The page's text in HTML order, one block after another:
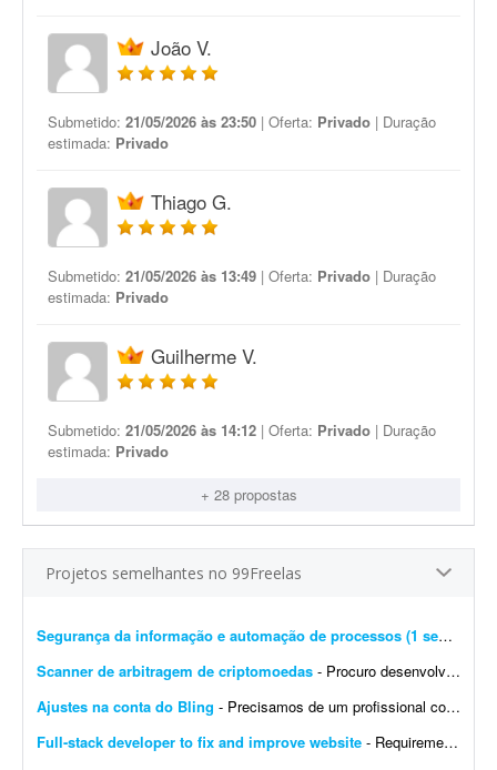
João V.
Submetido: 21/05/2026 às 23:50 | Oferta: Privado | Duração
estimada: Privado
Thiago G.
Submetido: 21/05/2026 às 13:49 | Oferta: Privado | Duração
estimada: Privado
Guilherme V.
Submetido: 21/05/2026 às 14:12 | Oferta: Privado | Duração
estimada: Privado
+ 28 propostas
Projetos semelhantes no 99Freelas
Segurança da informação e automação de processos (1 semana)
Scanner de arbitragem de criptomoedas - Procuro desenvolvedor full stack para criar uma plataforma profissional e scanner de arbitragem de criptomoedas, semelhante às principais soluções internacionais do mercado, po...
Ajustes na conta do Bling - Precisamos de um profissional com experiência em e-commerce e em configurações no Bling. Atualmente temos a conta de um cliente integrada com loja própria, Mercado Livre,...
Full-stack developer to fix and improve website - Requirements: - Basic to intermediate full-stack development skills - Experience with front-end and back-end web development - Ability to troubleshoot bugs and make small improvements - Good commu...